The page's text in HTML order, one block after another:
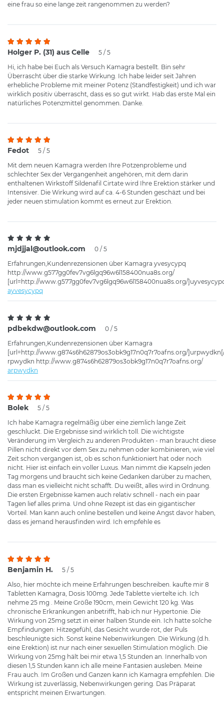
eine frau so eine lange zeit rangenommen zu werden?
Holger P. (31) aus Celle
5 / 5
Hi, ich habe bei Euch als Versuch Kamagra bestellt. Bin sehr
Überrascht über die starke Wirkung. Ich habe leider seit Jahren
erhebliche Probleme mit meiner Potenz (Standfestigkeit) und ich war
wirklich positiv überrascht, dass es so gut wirkt. Hab das erste Mal ein
natürliches Potenzmittel genommen. Danke.
Fedot
5 / 5
Mit dem neuen Kamagra werden Ihre Potzenprobleme und
schlechter Sex der Vergangenheit angehören, mit dem darin
enthaltenen Wirkstoff Sildenafil Cirtate wird Ihre Erektion stärker und
Intensiver. Die Wirkung wird auf ca. 4-6 Stunden geschäzt und bei
jeder neuen stimulation kommt es erneut zur Erektion.
mjdjjal@outlook.com
0 / 5
Erfahrungen,Kundenrezensionen über Kamagra yvesycypq
http://www.g577gg0fev7vg6lgq96w6l158400nua8s.org/
[url=http://www.g577gg0fev7vg6lgq96w6l158400nua8s.org/
ayvesycypq
pdbekdw@outlook.com
0 / 5
Erfahrungen,Kundenrezensionen über Kamagra
[url=http://www.g874s6h62879os3obk9g17n0q7r7oafns.org/
rpwydkn http://www.g874s6h62879os3obk9g17n0q7r7oafns.org/
arpwydkn
Bolek
5 / 5
Ich habe Kamagra regelmäßig über eine ziemlich lange Zeit
geschluckt. Die Ergebnisse sind wirklich toll. Die wichtigste
Veränderung im Vergleich zu anderen Produkten - man braucht diese
Pillen nicht direkt vor dem Sex zu nehmen oder kombinieren, wie viel
Zeit schon vergangen ist, ob es schon funktioniert hat oder noch
nicht. Hier ist einfach ein voller Luxus. Man nimmt die Kapseln jeden
Tag morgens und braucht sich keine Gedanken darüber zu machen,
dass man es vielleicht nicht schafft. Du weißt, alles wird in Ordnung.
Die ersten Ergebnisse kamen auch relativ schnell - nach ein paar
Tagen lief alles prima. Und ohne Rezept ist das ein gigantischer
Vorteil. Man kann auch online bestellen und keine Angst davor haben,
dass es jemand herausfinden wird. Ich empfehle es
Benjamin H.
5 / 5
Also, hier möchte ich meine Erfahrungen beschreiben. kaufte mir 8
Tabletten Kamagra, Dosis 100mg. Jede Tablette viertelte ich. Ich
nehme 25 mg . Meine Größe 190cm, mein Gewicht 120 kg. Was
chronische Erkrankungen anbetrifft, hab ich nur Hypertonie. Die
Wirkung von 25mg setzt in einer halben Stunde ein. Ich hatte solche
Empfindungen: Hitzegefühl, das Gesicht wurde rot, der Puls
beschleunigte sich. Sonst keine Nebenwirkungen. Die Wirkung (d.h.
eine Erektion) ist nur nach einer sexuellen Stimulation möglich. Die
Wirkung von 25mg hält bei mir etwa 1,5 Stunden an. Innerhalb von
diesen 1,5 Stunden kann ich alle meine Fantasien ausleben. Meine
Frau auch. Im Großen und Ganzen kann ich Kamagra empfehlen. Die
Wirkung ist zuverlässig, Nebenwirkungen gering. Das Präparat
entspricht meinen Erwartungen.